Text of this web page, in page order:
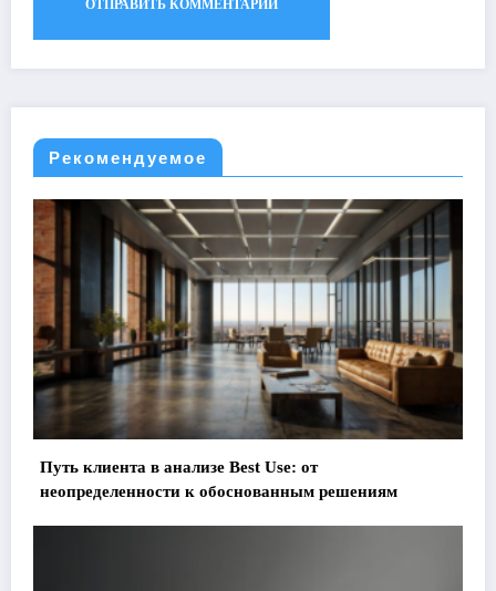
Рекомендуемое
Путь клиента в анализе Best Use: от
неопределенности к обоснованным решениям